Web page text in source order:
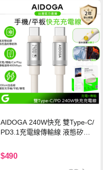
AIDOGA 240W快充 雙Type-C/
PD3.1充電線傳輸線 液態矽膠
機/平板/筆電
$490